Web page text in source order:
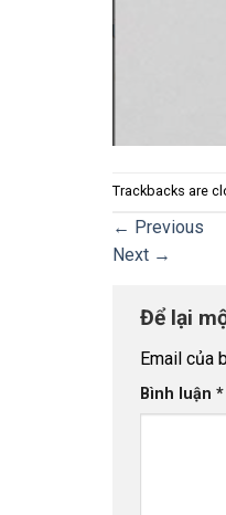
Trackbacks are
← Previous
Next →
Để lại
Email của
Bình luận *